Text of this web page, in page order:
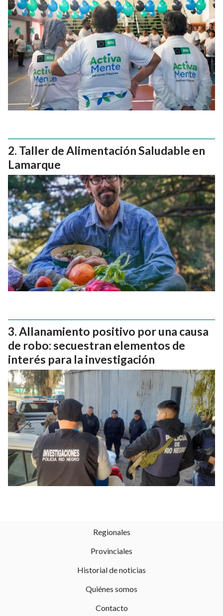
Taller de Alimentación Saludable en
Lamarque
Allanamiento positivo por una causa
de robo: secuestran elementos de
interés para la investigación
Regionales
Provinciales
Historial de noticias
Quiénes somos
Contacto